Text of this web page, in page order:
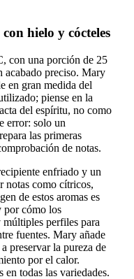
hielo y cócteles
con una porción de 25
acabado preciso. Mary
en gran medida del
piense en la
del espíritu, no como
error: solo un
las primeras
de notas.
enfriado y un
notas como cítricos,
de estos aromas es
por cómo los
perfiles para
fuentes. Mary añade
preservar la pureza de
por el calor.
en todas las variedades.